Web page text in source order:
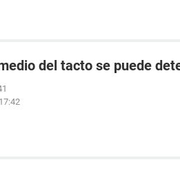
del tacto se puede